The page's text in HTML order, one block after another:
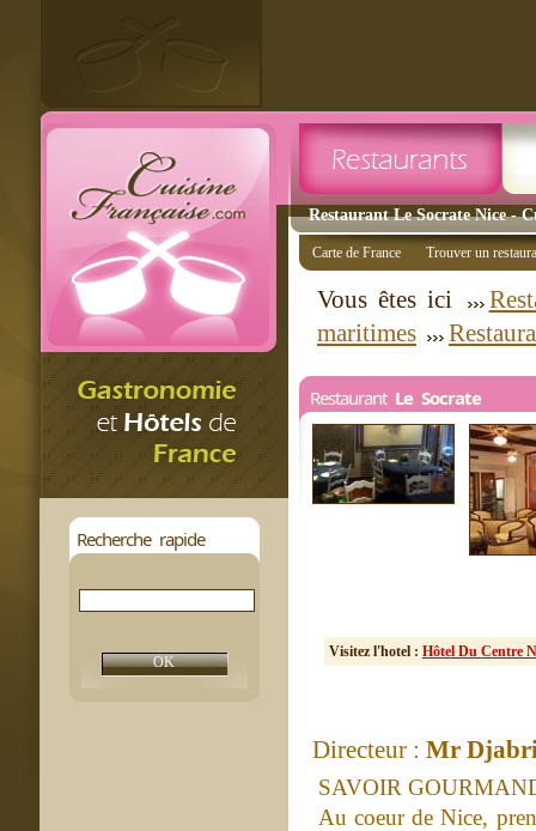
Restaurant Le Socrate Nice -
Recherche rapide
Carte de France Trouver un
Vous êtes ici
maritimes
Restaurant Le Socrate
Visitez l'hotel : Hôtel Du Centre
Directeur : Mr
SAVOIR
Au coeur de Nice,